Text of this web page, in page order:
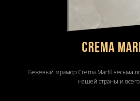
Crema
Бежевый мрамор Crema Marfil весьма
нашей страны и